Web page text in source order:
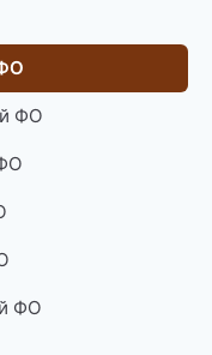
ФО
ФО